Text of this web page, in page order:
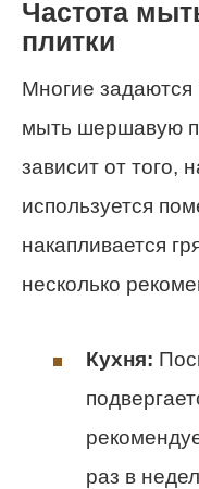
Частота
плитки
Многие задаются
мыть шершавую
зависит от того,
используется
накапливается
несколько
Кухня:
раз в